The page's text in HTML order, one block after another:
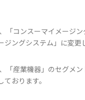
「コンスーマイメージ
ジングシステム」に変更
「産業機器」のセグメン
おります。